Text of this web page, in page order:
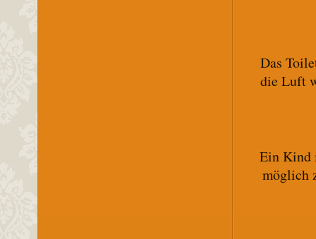
Das
die Luft
Ein Kind
möglich